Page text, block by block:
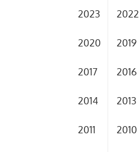
2023 2022
2020 2019
2017 2016
2014 2013
2011 2010